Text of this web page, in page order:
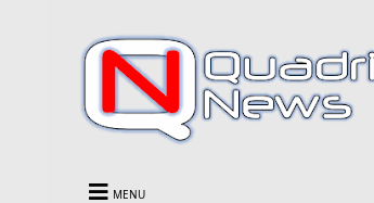
MENU